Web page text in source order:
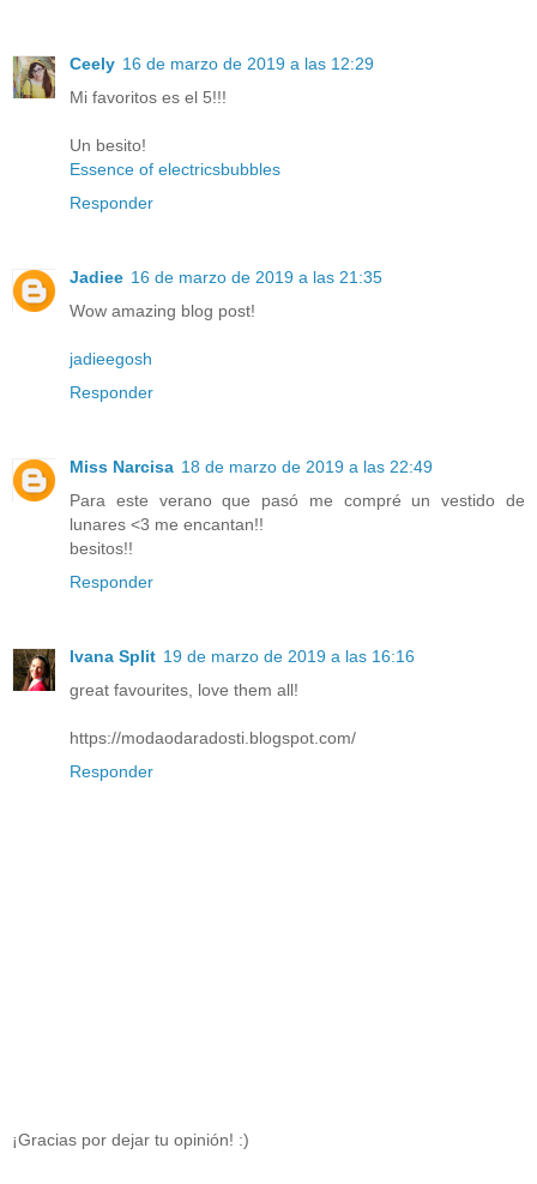
Ceely 16 de marzo de 2019 a las 12:29
Mi favoritos es el 5!!!
Un besito!
Essence of electricsbubbles
Responder
Jadiee 16 de marzo de 2019 a las 21:35
Wow amazing blog post!
jadieegosh
Responder
Miss Narcisa 18 de marzo de 2019 a las 22:49
Para este verano que pasó me compré un vestido de
lunares <3 me encantan!!
besitos!!
Responder
Ivana Split 19 de marzo de 2019 a las 16:16
great favourites, love them all!
https://modaodaradosti.blogspot.com/
Responder
¡Gracias por dejar tu opinión! :)